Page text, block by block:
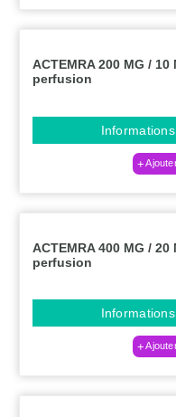
ACTEMRA 200 MG /
perfusion
ACTEMRA 400 MG /
perfusion